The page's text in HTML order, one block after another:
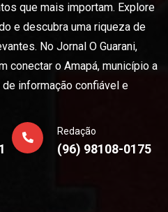
que mais importam. Explore
e descubra uma riqueza de
No Jornal O Guarani,
conectar o Amapá, município a
informação confiável e
Redação
(96) 98108-0175